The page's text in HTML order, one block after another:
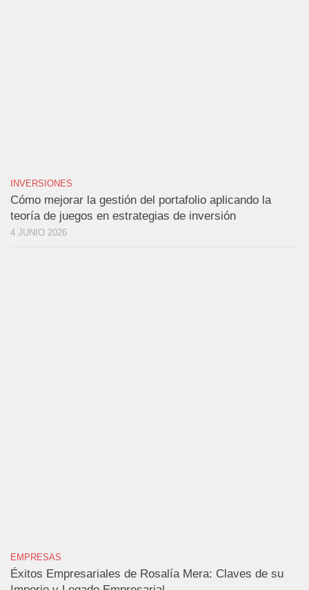
INVERSIONES
Cómo mejorar la gestión del portafolio aplicando la
teoría de juegos en estrategias de inversión
4 JUNIO 2026
EMPRESAS
Éxitos Empresariales de Rosalía Mera: Claves de su